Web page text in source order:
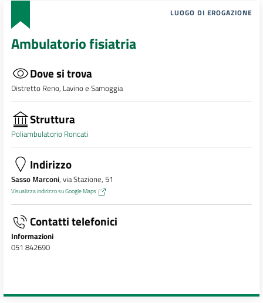
LUOGO DI EROGAZIONE
Ambulatorio fisiatria
Dove si trova
Distretto Reno, Lavino e Samoggia
Struttura
Poliambulatorio Roncati
Indirizzo
Sasso Marconi, via Stazione, 51
Visualizza indirizzo su Google Maps
Contatti telefonici
Informazioni
051 842690